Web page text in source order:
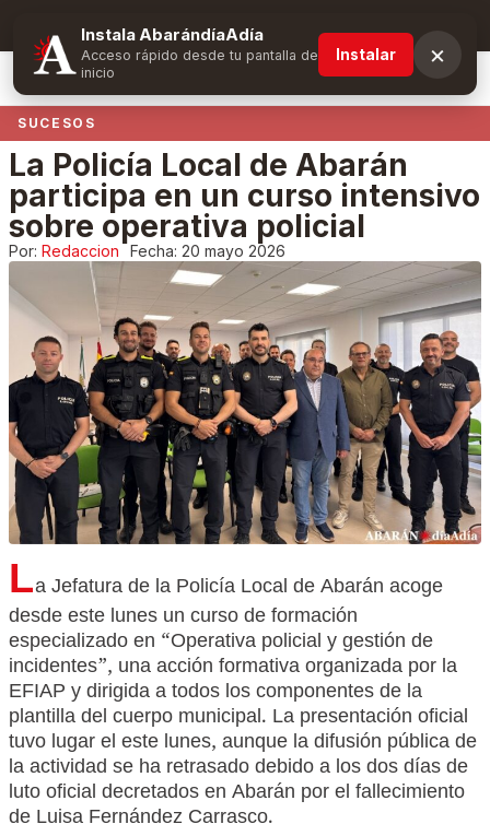
Suscríbete y obtén ventajas exclusivas
SUCESOS
La Policía Local de Abarán
participa en un curso intensivo
sobre operativa policial
Por: Redaccion Fecha: 20 mayo 2026
La Jefatura de la Policía Local de Abarán acoge
desde este lunes un curso de formación
especializado en “Operativa policial y gestión de
incidentes”, una acción formativa organizada por la
EFIAP y dirigida a todos los componentes de la
plantilla del cuerpo municipal. La presentación oficial
tuvo lugar el este lunes, aunque la difusión pública de
la actividad se ha retrasado debido a los dos días de
luto oficial decretados en Abarán por el fallecimiento
de Luisa Fernández Carrasco.
Instala AbarándíaAdía
Acceso rápido desde tu pantalla de
inicio
Instalar ×